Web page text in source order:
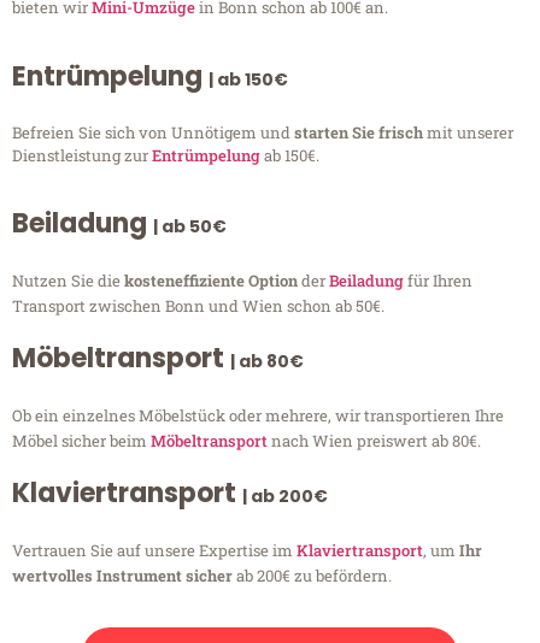
bieten wirMini-Umzügein Bonn schon ab 100€ an.
Entrümpelung | ab 150€
Befreien Sie sich von Unnötigem undstarten Sie frischmit unserer
Dienstleistung zurEntrümpelungab 150€.
Beiladung | ab 50€
Nutzen Sie diekosteneffiziente OptionderBeiladungfür Ihren
Transport zwischen Bonn und Wien schon ab 50€.
Möbeltransport | ab 80€
Ob ein einzelnes Möbelstück oder mehrere, wir transportieren Ihre
Möbel sicher beim Möbeltransportnach Wien preiswert ab 80€.
Klaviertransport | ab 200€
Vertrauen Sie auf unsere Expertise im Klaviertransport, um Ihr
wertvolles Instrument sicherab 200€ zu befördern.